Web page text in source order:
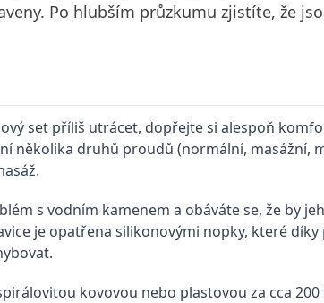
Po hlubším průzkumu zjistíte, že
set příliš utrácet, dopřejte si alespoň
několika druhů proudů (normální,
s vodním kamenem a obáváte se, že by
je opatřena silikonovými nopky, které
kovovou nebo plastovou za cca